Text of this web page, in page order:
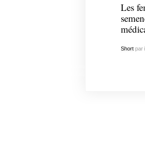
Les
Shortpar